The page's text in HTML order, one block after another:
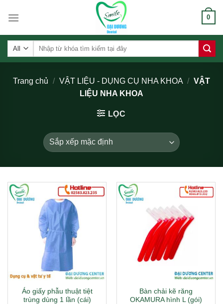
0
Tìm
kiếm:
Trang chủ / VẬT LIỆU - DỤNG CỤ NHA KHOA / VẬT
LIỆU NHA KHOA
LỌC
Áo giấy phẫu thuật tiệt
trùng dùng 1 lần (cái)
Bàn chải kẽ răng
OKAMURA hình L (gói)